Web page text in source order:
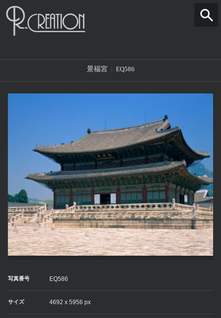
景福宮 EQ586
写真番号 EQ586
サイズ 4692 x 5956 px